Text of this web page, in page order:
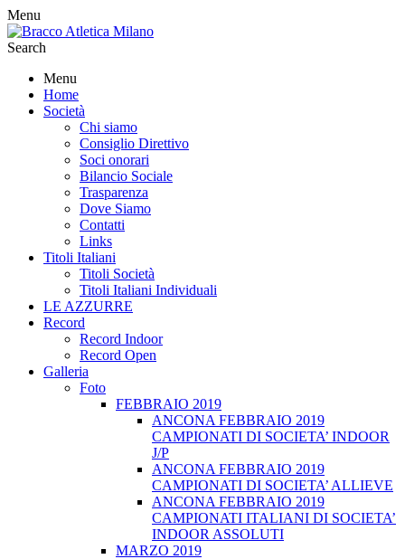
Menu
Search
Menu
Home
Società
Chi siamo
Consiglio Direttivo
Soci onorari
Bilancio Sociale
Trasparenza
Dove Siamo
Contatti
Links
Titoli Italiani
Titoli Società
Titoli Italiani Individuali
LE AZZURRE
Record
Record Indoor
Record Open
Galleria
Foto
FEBBRAIO 2019
ANCONA FEBBRAIO 2019
CAMPIONATI DI SOCIETA’ INDOOR
J/P
ANCONA FEBBRAIO 2019
CAMPIONATI DI SOCIETA’ ALLIEVE
ANCONA FEBBRAIO 2019
CAMPIONATI ITALIANI DI SOCIETA’
INDOOR ASSOLUTI
MARZO 2019